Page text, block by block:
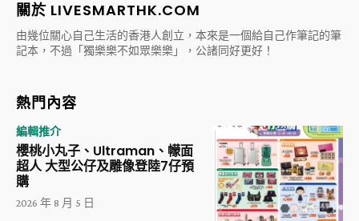
關於 LIVESMARTHK.COM
由幾位關心自己生活的香港人創立，本來是一個給自己作筆記的筆
記本，不過「獨樂樂不如眾樂樂」，公諸同好更好！
熱門內容
編輯推介
櫻桃小丸子、Ultraman、幪面
超人 大型公仔及雕像登陸7仔預
購
2026 年 8 月 5 日